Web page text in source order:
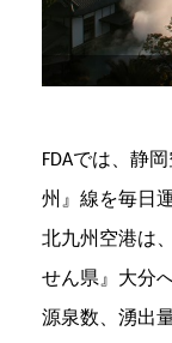
FDAでは、静
州』線を毎日
北九州空港は
せん県』大分
源泉数、湧出